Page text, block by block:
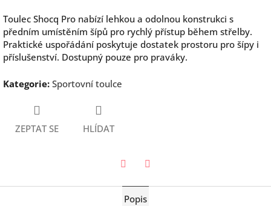
Toulec Shocq Pro nabízí lehkou a odolnou konstrukci s
předním umístěním šípů pro rychlý přístup během střelby.
Praktické uspořádání poskytuje dostatek prostoru pro šípy i
příslušenství. Dostupný pouze pro praváky.
Kategorie: Sportovní toulce
ZEPTAT SE HLÍDAT
Popis